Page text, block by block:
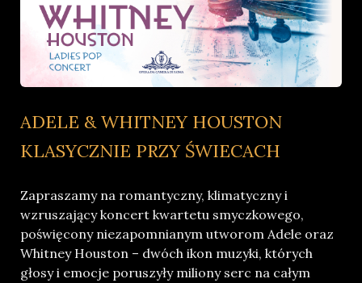
ADELE & WHITNEY HOUSTON
KLASYCZNIE PRZY ŚWIECACH
Zapraszamy na romantyczny, klimatyczny i
wzruszający koncert kwartetu smyczkowego,
poświęcony niezapomnianym utworom Adele oraz
Whitney Houston – dwóch ikon muzyki, których
głosy i emocje poruszyły miliony serc na całym